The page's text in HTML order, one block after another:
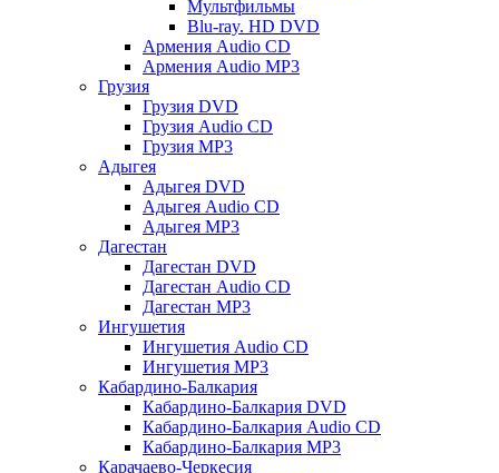
Мультфильмы
Blu-ray. HD DVD
Армения Audio CD
Армения Audio MP3
Грузия
Грузия DVD
Грузия Audio CD
Грузия MP3
Адыгея
Адыгея DVD
Адыгея Audio CD
Адыгея MP3
Дагестан
Дагестан DVD
Дагестан Audio CD
Дагестан MP3
Ингушетия
Ингушетия Audio CD
Ингушетия MP3
Кабардино-Балкария
Кабардино-Балкария DVD
Кабардино-Балкария Audio CD
Кабардино-Балкария MP3
Карачаево-Черкесия